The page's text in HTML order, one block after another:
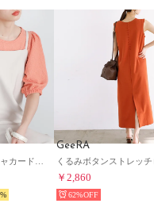
GeeRA
￥2,860
62%